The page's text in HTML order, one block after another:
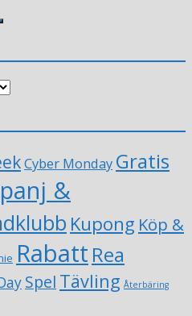
Cyber Monday Gratis
&
Kupong Köp &
Rabatt Rea
Spel Tävling Återbäring